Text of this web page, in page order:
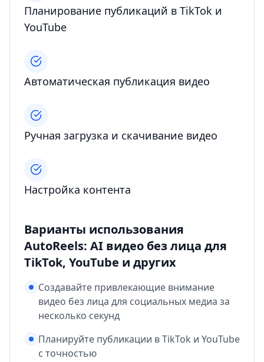
Планирование публикаций в TikTok и
YouTube
Автоматическая публикация видео
Ручная загрузка и скачивание видео
Настройка контента
Варианты использования
AutoReels: AI видео без лица для
TikTok, YouTube и других
Создавайте привлекающие внимание
видео без лица для социальных медиа за
несколько секунд
Планируйте публикации в TikTok и YouTube
с точностью